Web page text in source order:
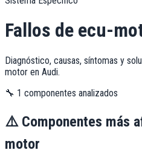
Fallos de ecu-
Diagnóstico, causas, síntomas y
motor en Audi.
🔧 1 componentes analizados
⚠️Componentes más
motor